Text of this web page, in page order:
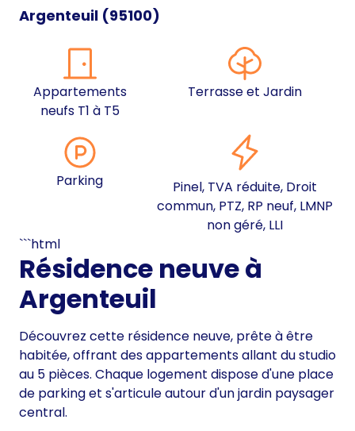
Argenteuil (95100)
Appartements
neufs T1 à T5
Terrasse et Jardin
Parking
Pinel, TVA réduite, Droit
commun, PTZ, RP neuf, LMNP
non géré, LLI
```html
Résidence neuve à
Argenteuil
Découvrez cette résidence neuve, prête à être
habitée, offrant des appartements allant du studio
au 5 pièces. Chaque logement dispose d'une place
de parking et s'articule autour d'un jardin paysager
central.